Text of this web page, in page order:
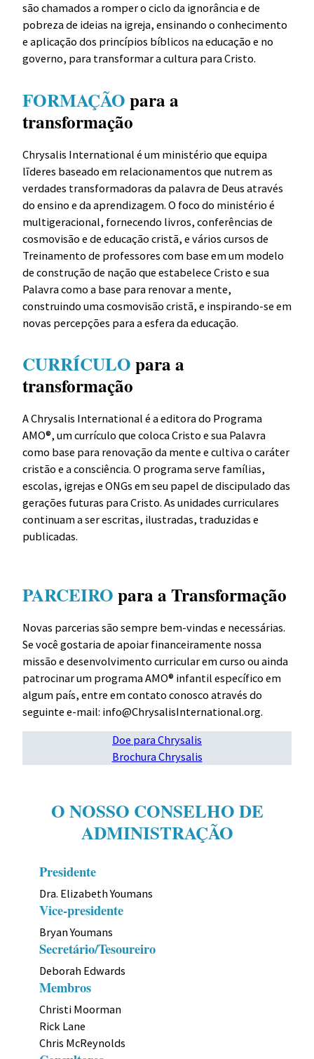
são chamados a romper o ciclo da ignorância e de
pobreza de ideias na igreja, ensinando o conhecimento
e aplicação dos princípios bíblicos na educação e no
governo, para transformar a cultura para Cristo.
FORMAÇÃOpara a
transformação
Chrysalis International é um ministério que equipa
lĩderes baseado em relacionamentos que nutrem as
verdades transformadoras da palavra de Deus através
do ensino e da aprendizagem. O foco do ministério é
multigeracional, fornecendo livros, conferências de
cosmovisão e de educação cristã, e vários cursos de
Treinamento de professores com base em um modelo
de construção de nação que estabelece Cristo e sua
Palavra como a base para renovar a mente,
construindo uma cosmovisão cristã, e inspirando-se em
novas percepções para a esfera da educação.
CURRÍCULOpara a
transformação
A Chrysalis International é a editora do Programa
AMO®, um currículo que coloca Cristo e sua Palavra
como base para renovação da mente e cultiva o caráter
cristão e a consciência. O programa serve famílias,
escolas, igrejas e ONGs em seu papel de discipulado das
gerações futuras para Cristo. As unidades curriculares
continuam a ser escritas, ilustradas, traduzidas e
publicadas.
PARCEIROpara a Transformação
Novas parcerias são sempre bem-vindas e necessárias.
Se você gostaria de apoiar financeiramente nossa
missão e desenvolvimento curricular em curso ou ainda
patrocinar um programa AMO® infantil específico em
algum país, entre em contato conosco através do
seguinte e-mail: info@ChrysalisInternational.org.
Doe para Chrysalis
Brochura Chrysalis
O NOSSO CONSELHO DE
ADMINISTRAÇÃO
Presidente
Dra. Elizabeth Youmans
Vice-presidente
Bryan Youmans
Secretário/Tesoureiro
Deborah Edwards
Membros
Christi Moorman
Rick Lane
Chris McReynolds